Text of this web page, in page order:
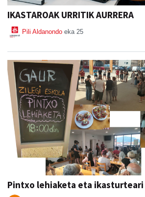
IKASTAROAK URRITIK AURRERA
Pili Aldanondo eka 25
Pintxo lehiaketa eta ikasturteari